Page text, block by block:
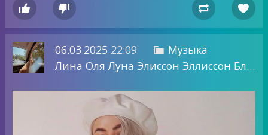
   
06.03.2025 22:09  Музыка
Лина Оля Луна Элиссон Эллиссон Блог о том, о чем хочу.